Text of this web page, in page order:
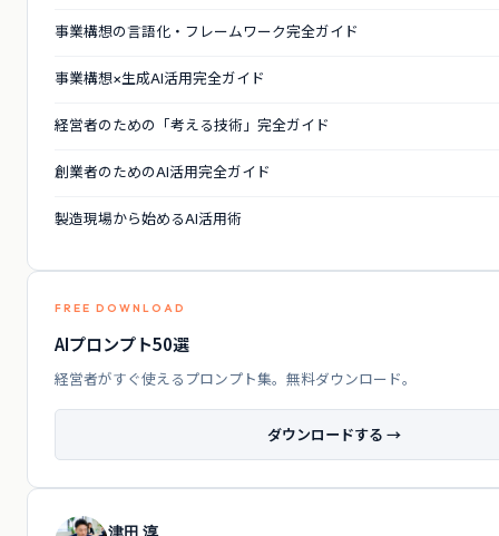
事業構想の言語化・フレームワーク完全ガイド
事業構想×生成AI活用完全ガイド
経営者のための「考える技術」完全ガイド
創業者のためのAI活用完全ガイド
製造現場から始めるAI活用術
FREE DOWNLOAD
AIプロンプト50選
経営者がすぐ使えるプロンプト集。無料ダウンロード。
ダウンロードする →